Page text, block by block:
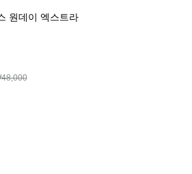
원데이 엑스트라
48,000